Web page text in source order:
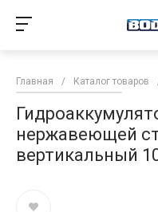
Главная / Каталог товаров
нержавеющей
вертикальный